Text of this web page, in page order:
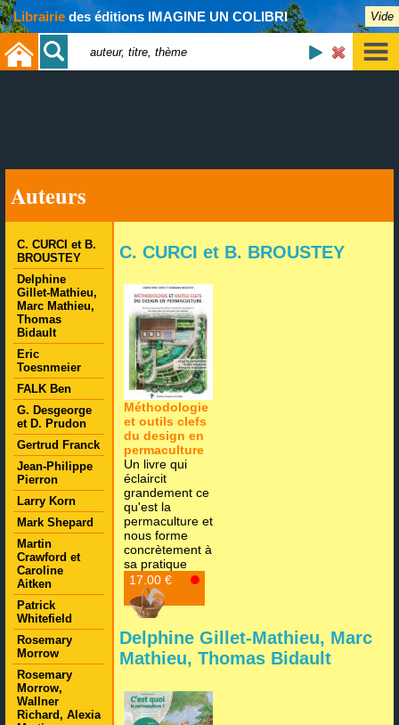
Librairie des éditions IMAGINE UN COLIBRI Vide
Auteurs
C. CURCI et B.
BROUSTEY
Delphine
Gillet-Mathieu,
Marc Mathieu,
Thomas
Bidault
Eric
Toesnmeier
FALK Ben
G. Desgeorge
et D. Prudon
Gertrud Franck
Jean-Philippe
Pierron
Larry Korn
Mark Shepard
Martin
Crawford et
Caroline
Aitken
Patrick
Whitefield
Rosemary
Morrow
Rosemary
Morrow,
Wallner
Richard, Alexia
C. CURCI et B. BROUSTEY
Méthodologie
et outils clefs
du design en
permaculture
Un livre qui
éclaircit
grandement ce
qu'est la
permaculture et
nous forme
concrètement à
sa pratique
Lire la suite
17.00 €
Delphine Gillet-Mathieu, Marc
Mathieu, Thomas Bidault